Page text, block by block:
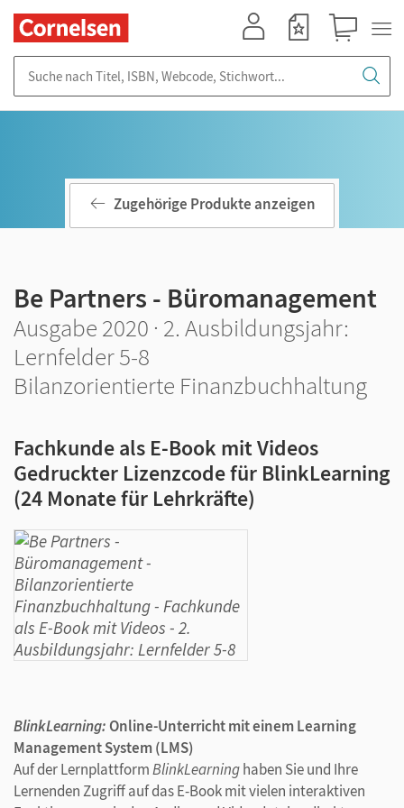
Zugehörige Produkte anzeigen
Be Partners - Büromanagement
Ausgabe 2020 · 2. Ausbildungsjahr:
Lernfelder 5-8
Bilanzorientierte Finanzbuchhaltung
Fachkunde als E-Book mit Videos
Gedruckter Lizenzcode für BlinkLearning
(24 Monate für Lehrkräfte)
BlinkLearning:Online-Unterricht mit einem Learning
Management System (LMS)
Auf der LernplattformBlinkLearninghaben Sie und Ihre
Lernenden Zugriff auf das E-Book mit vielen interaktiven